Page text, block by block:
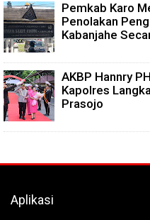
Pemkab Karo
Penolakan
Kabanjahe
AKBP Hannry
Kapolres
Prasojo
Aplikasi